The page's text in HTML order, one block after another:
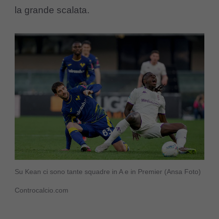
la grande scalata.
Su Kean ci sono tante squadre in A e in Premier (Ansa Foto)
Controcalcio.com